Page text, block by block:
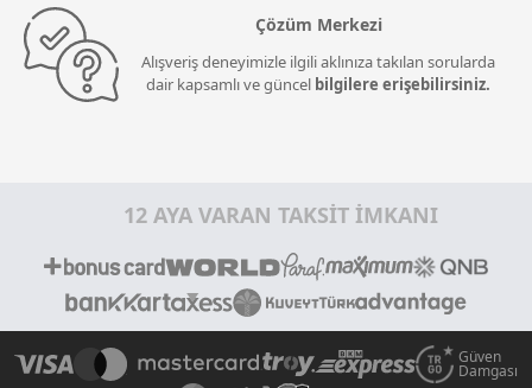
Çözüm Merkezi
Alışveriş deneyimizle ilgili aklınıza takılan sorularda
dair kapsamlı ve güncel bilgilere erişebilirsiniz.
12 AYA VARAN TAKSİT İMKANI
Güven
Damgası